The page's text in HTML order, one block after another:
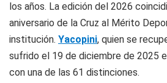
los años. La edición del 2026
aniversario de la Cruz al Mérito
institución. Yacopini, quien se
sufrido el 19 de diciembre de 2025
con una de las 61 distinciones.